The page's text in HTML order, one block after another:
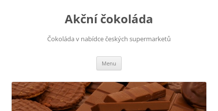
Akční čokoláda
Čokoláda v nabídce českých supermarketů
Menu